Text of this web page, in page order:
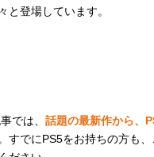
登場しています。
では、 話題の最新作から、
すでにPS5をお持ちの方も、